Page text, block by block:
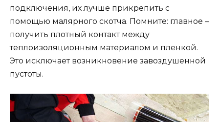
подключения, их лучше прикрепить с
помощью малярного скотча. Помните: главное –
получить плотный контакт между
теплоизоляционным материалом и пленкой.
Это исключает возникновение завоздушенной
пустоты.